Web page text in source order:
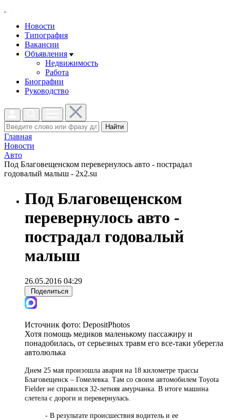
Новости
Типография
Вакансии
Объявления
Недвижимость
Работа
Биографии
Руководство
Найти
Главная
Новости
Авто
Под Благовещенском перевернулось авто - пострадал
годовалый малыш - 2x2.su
Под Благовещенском
перевернулось авто -
пострадал годовалый
малыш
26.05.2016 04:29
Поделиться
Источник фото: DepositPhotos
Хотя помощь медиков маленькому пассажиру и
понадобилась, от серьезных травм его все-таки уберегла
автолюлька
Днем 25 мая произошла авария на 18 километре трассы
Благовещенск – Гомелевка. Там со своим автомобилем Toyota
Fielder не справился 32-летняя амурчанка. В итоге машина
слетела с дороги и перевернулась.
- В результате происшествия водитель и ее